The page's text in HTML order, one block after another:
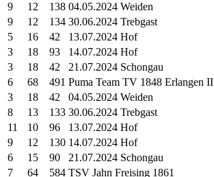
9
12 138 04.05.2024 Weiden
9
12 134 30.06.2024 Trebgast
5
16 42
13.07.2024 Hof
3
18 93
14.07.2024 Hof
3
18 42
21.07.2024 Schongau
6
68 491 Puma Team TV 1848 Erlangen II
3
18 42
04.05.2024 Weiden
8
13 133 30.06.2024 Trebgast
11
10 96
13.07.2024 Hof
9
12 130 14.07.2024 Hof
6
15 90
21.07.2024 Schongau
7
64 584 TSV Jahn Freising 1861